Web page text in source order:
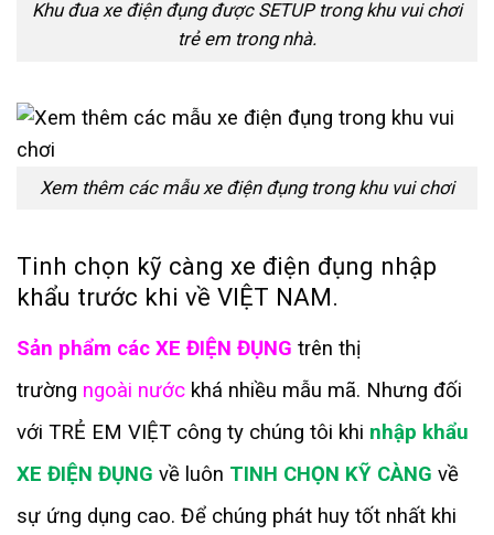
Khu đua xe điện đụng được SETUP trong khu vui chơi
trẻ em trong nhà.
Xem thêm các mẫu xe điện đụng trong khu vui chơi
Tinh chọn kỹ càng xe điện đụng nhập
khẩu trước khi về VIỆT NAM.
Sản phẩm các XE ĐIỆN ĐỤNG trên thị
trường ngoài nước khá nhiều mẫu mã. Nhưng đối
với TRẺ EM VIỆT công ty chúng tôi khi nhập khẩu
XE ĐIỆN ĐỤNG về luôn TINH CHỌN KỸ CÀNG về
sự ứng dụng cao. Để chúng phát huy tốt nhất khi